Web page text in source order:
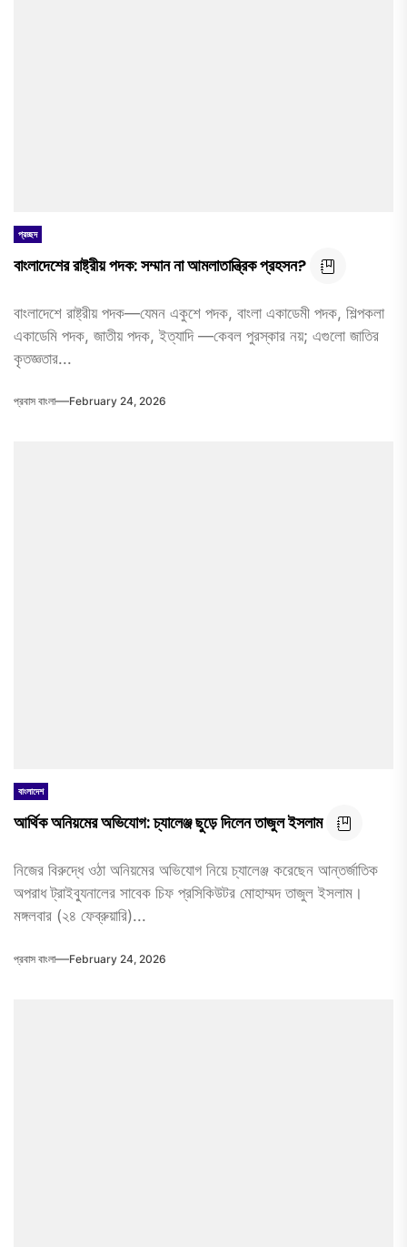
প্রচ্ছদ
বাংলাদেশের রাষ্ট্রীয় পদক: সম্মান না আমলাতান্ত্রিক প্রহসন?
বাংলাদেশে রাষ্ট্রীয় পদক—যেমন একুশে পদক, বাংলা একাডেমী পদক, শিল্পকলা
একাডেমি পদক, জাতীয় পদক, ইত্যাদি —কেবল পুরস্কার নয়; এগুলো জাতির
কৃতজ্ঞতার...
প্রবাস বাংলা February 24, 2026
বাংলাদেশ
আর্থিক অনিয়মের অভিযোগ: চ্যালেঞ্জ ছুড়ে দিলেন তাজুল ইসলাম
নিজের বিরুদ্ধে ওঠা অনিয়মের অভিযোগ নিয়ে চ্যালেঞ্জ করেছেন আন্তর্জাতিক
অপরাধ ট্রাইব্যুনালের সাবেক চিফ প্রসিকিউটর মোহাম্মদ তাজুল ইসলাম।
মঙ্গলবার (২৪ ফেব্রুয়ারি)...
প্রবাস বাংলা February 24, 2026